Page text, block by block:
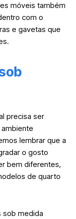
móveis também
com o
e gavetas que
precisa ser
lembrar que a
o gosto
bem diferentes,
de quarto
sob medida